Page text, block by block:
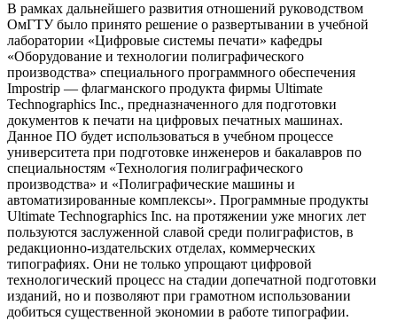
В рамках дальнейшего развития отношений руководством
ОмГТУ было принято решение о развертывании в учебной
лаборатории «Цифровые системы печати» кафедры
«Оборудование и технологии полиграфического
производства» специального программного обеспечения
Impostrip — флагманского продукта фирмы Ultimate
Technographics Inc., предназначенного для подготовки
документов к печати на цифровых печатных машинах.
Данное ПО будет использоваться в учебном процессе
университета при подготовке инженеров и бакалавров по
специальностям «Технология полиграфического
производства» и «Полиграфические машины и
автоматизированные комплексы». Программные продукты
Ultimate Technographics Inc. на протяжении уже многих лет
пользуются заслуженной славой среди полиграфистов, в
редакционно-издательских отделах, коммерческих
типографиях. Они не только упрощают цифровой
технологический процесс на стадии допечатной подготовки
изданий, но и позволяют при грамотном использовании
добиться существенной экономии в работе типографии.